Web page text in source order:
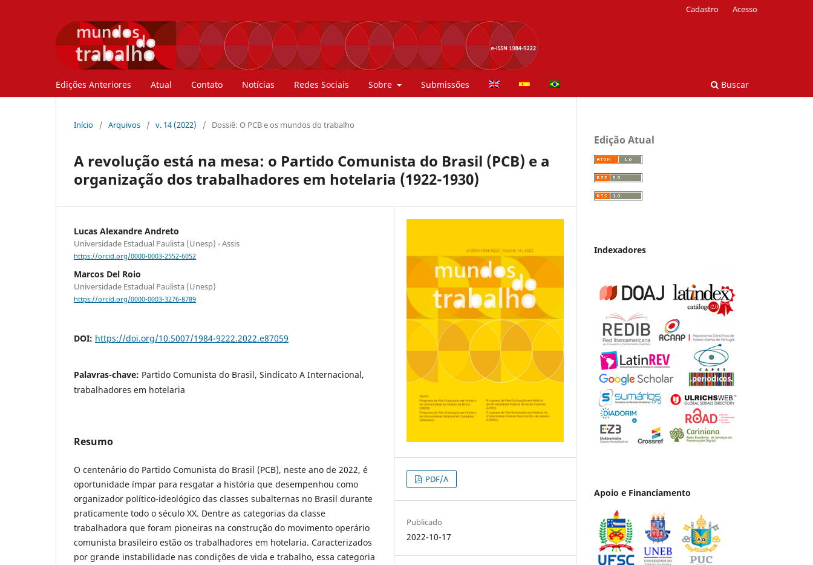
Edições Anteriores Atual Contato Notícias Redes Sociais Sobre Submissões Buscar
Cadastro Acesso
Início / Arquivos / v. 14 (2022) / Dossiê: O PCB e os mundos do trabalho
A revolução está na mesa: o Partido Comunista do Brasil (PCB) e a
organização dos trabalhadores em hotelaria (1922-1930)
Lucas Alexandre Andreto
Universidade Estadual Paulista (Unesp) - Assis
https://orcid.org/0000-0003-2552-6052
Marcos Del Roio
Universidade Estadual Paulista (Unesp)
https://orcid.org/0000-0003-3276-8789
DOI: https://doi.org/10.5007/1984-9222.2022.e87059
Palavras-chave: Partido Comunista do Brasil, Sindicato A Internacional,
trabalhadores em hotelaria
Resumo
O centenário do Partido Comunista do Brasil (PCB), neste ano de 2022, é
oportunidade ímpar para resgatar a história que desempenhou como
organizador político-ideológico das classes subalternas no Brasil durante
praticamente todo o século XX. Dentre as categorias da classe
trabalhadora que foram pioneiras na construção do movimento operário
comunista brasileiro estão os trabalhadores em hotelaria. Caracterizados
por grande instabilidade nas condições de vida e trabalho, essa categoria
PDF/A
Publicado
2022-10-17
Edição Atual
Indexadores
Apoio e Financiamento